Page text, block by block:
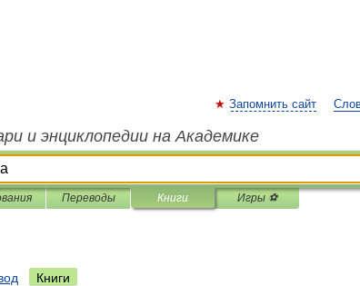
Запомнить сайт
и энциклопедии на Академике
Переводы Книги Игры ⚽
Книги